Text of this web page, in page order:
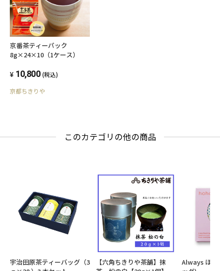
京番茶ティーパック
8g×24×10（1ケース）
10,800 (税込)
京都ちきりや
このカテゴリの他の商品
宇治田原茶ティーバッグ（3
【六角ちきりや茶舗】抹
Always ほう